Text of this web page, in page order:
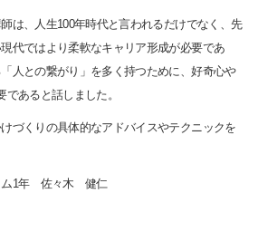
イト内検索
は、人生100年時代と言われるだけでなく、先
代ではより柔軟なキャリア形成が必要であ
人との繋がり」を多く持つために、好奇心や
あると話しました。
づくりの具体的なアドバイスやテクニックを
ム1年 佐々木 健仁